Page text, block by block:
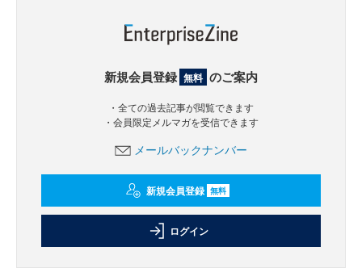
新規会員登録 無料 のご案内
・全ての過去記事が閲覧できます
・会員限定メルマガを受信できます
メールバックナンバー
新規会員登録 無料
ログイン